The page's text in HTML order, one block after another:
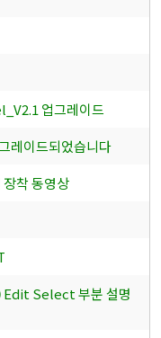
업그레이드
레이드되었습니다
착 동영상
Select 부분 설명